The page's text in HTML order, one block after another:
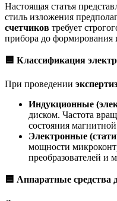
Настоящая статья
стиль изложения
счетчиков требует
прибора до формирования
🟦 Классификация
При проведении
Индукционные
диском. Частота
состояния
Электронные
мощности
преобразователей и
🟦 Аппаратные средства